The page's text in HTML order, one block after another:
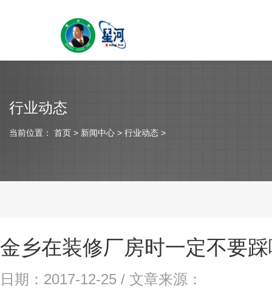
行业动态
当前位置： 首页 > 新闻中心 > 行业动态 >
金乡在装修厂房时一定不要
日期：2017-12-25 / 文章来源：